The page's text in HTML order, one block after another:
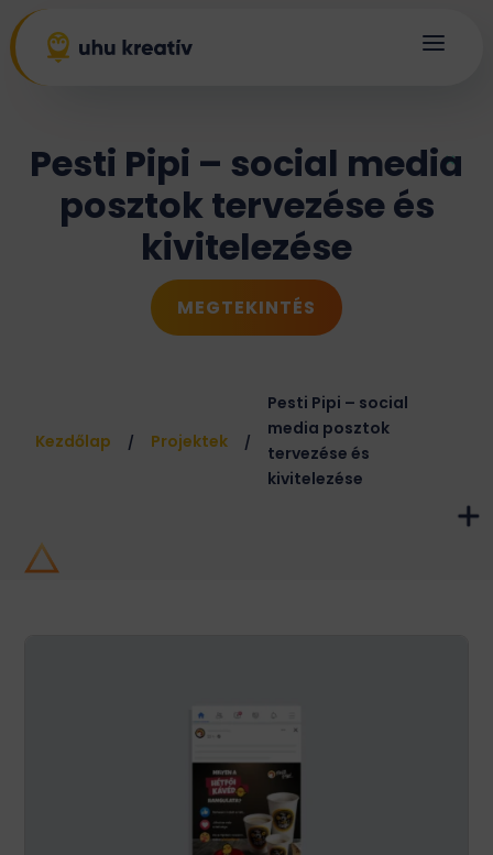
a
Pesti Pipi – social media
posztok tervezése és
kivitelezése
MEGTEKINTÉS
Kezdőlap / Projektek /
Pesti Pipi – social
media posztok
tervezése és
kivitelezése